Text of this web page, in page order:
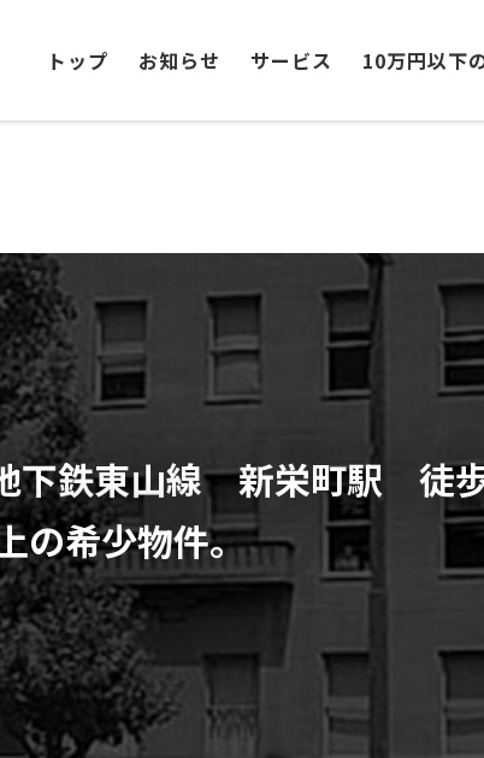
トップ お知らせ サービス 10万円以下
下鉄東山線 新栄町駅 徒
の希少物件。